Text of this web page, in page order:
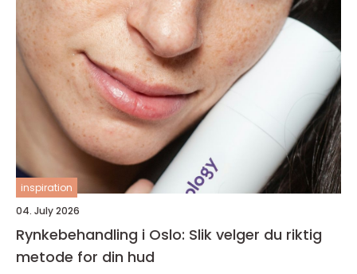
inspiration
04. July 2026
Rynkebehandling i Oslo: Slik velger du riktig
metode for din hud